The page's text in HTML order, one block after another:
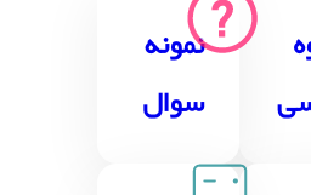
نمونه
سوال